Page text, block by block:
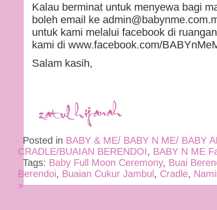
Kalau berminat untuk menyewa bagi
boleh email ke
untuk kami melalui facebook di
kami di www.facebook.com/
Salam kasih,
Posted in BABY & ME/ BABY N ME/ BABY
CRADLE/BUAIAN BERENDOI, BABY N ME
Tags: Baby Full Moon Ceremony, Buai
Berendoi, Buaian Cukur Jambul, Cradle,
»